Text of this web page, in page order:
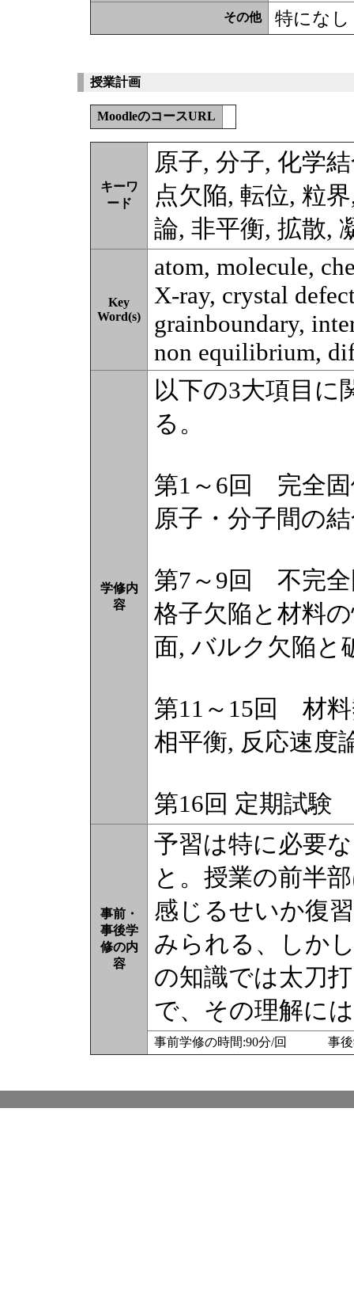
その他 特になし
授業計画
MoodleのコースURL
キーワ
ード
原子, 分子, 化学
点欠陥, 転位, 粒
論, 非平衡, 拡散,
Key
Word(s)
atom, molecule,
X-ray, crystal
grainboundary,
non equilibrium,
学修内
容
以下の3大項目に
る。
第1～6回 完全固
原子・分子間の
第7～9回 不完全
格子欠陥と材料
面, バルク欠陥と
第11～15回 材
相平衡, 反応速度
第16回 定期試験
事前・
事後学
修の内
容
予習は特に必要
と。授業の前半
感じるせいか復
みられる、しか
の知識では太刀
で、その理解に
事前学修の時間:90分/回 事後